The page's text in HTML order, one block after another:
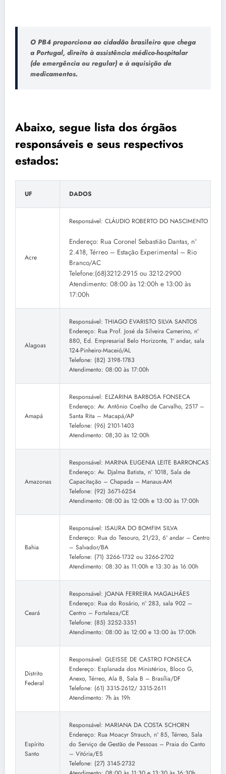
O PB4 proporciona ao cidadão brasileiro que chega
a Portugal, direito à assistência médico-hospitalar
(de emergência ou regular) e à aquisição de
medicamentos.
Abaixo, segue lista dos órgãos
responsáveis e seus respectivos
estados:
UF DADOS
Acre
Responsável: CLÁUDIO ROBERTO DO NASCIMENTO
Endereço: Rua Coronel Sebastião Dantas, nº
2.418, Térreo – Estação Experimental – Rio
Branco/AC
Telefone:(68)3212-2915 ou 3212-2900
Atendimento: 08:00 às 12:00h e 13:00 às
17:00h
Alagoas
Responsável: THIAGO EVARISTO SILVA SANTOS
Endereço: Rua Prof. José da Silveira Camerino, nº
880, Ed. Empresarial Belo Horizonte, 1º andar, sala
124-Pinheiro-Maceió/AL
Telefone: (82) 3198-1783
Atendimento: 08:00 às 17:00h
Amapá
Responsável: ELZARINA BARBOSA FONSECA
Endereço: Av. Antônio Coelho de Carvalho, 2517 –
Santa Rita – Macapá/AP
Telefone: (96) 2101-1403
Atendimento: 08;30 às 12:00h
Amazonas
Responsável: MARINA EUGENIA LEITE BARRONCAS
Endereço: Av. Djalma Batista, nº 1018, Sala de
Capacitação – Chapada – Manaus-AM
Telefone: (92) 3671-6254
Atendimento: 08:00 às 12:00h e 13:00 às 17:00h
Bahia
Responsável: ISAURA DO BOMFIM SILVA
Endereço: Rua do Tesouro, 21/23, 6º andar – Centro
– Salvador/BA
Telefone: (71) 3266-1732 ou 3266-2702
Atendimento: 08:30 às 11:00h e 13:30 às 16:00h
Ceará
Responsável: JOANA FERREIRA MAGALHÃES
Endereço: Rua do Rosário, nº 283, sala 902 –
Centro – Fortaleza/CE
Telefone: (85) 3252-3351
Atendimento: 08:00 às 12:00 e 13:00 às 17:00h
Distrito
Federal
Responsável: GLEISSE DE CASTRO FONSECA
Endereço: Esplanada dos Ministérios, Bloco G,
Anexo, Térreo, Ala B, Sala B – Brasília/DF
Telefone: (61) 3315-2612/ 3315-2611
Atendimento: 7h às 19h
Espírito
Santo
Responsável: MARIANA DA COSTA SCHORN
Endereço: Rua Moacyr Strauch, nº 85, Térreo, Sala
do Serviço de Gestão de Pessoas – Praia do Canto
– Vitória/ES
Telefone: (27) 3145-2732